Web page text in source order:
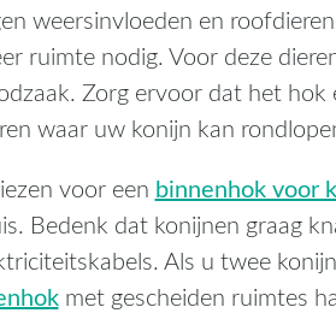
weersinvloeden en
ruimte nodig. Voor deze
Zorg ervoor dat het hok
waar uw konijn kan
voor een binnenhok voor
Bedenk dat konijnen graag
Als u twee
met gescheiden ruimtes